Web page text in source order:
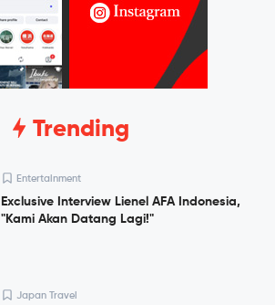
Trending
Entertainment
Exclusive Interview Lienel AFA Indonesia,
"Kami Akan Datang Lagi!"
Japan Travel